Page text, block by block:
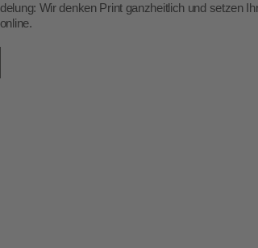
Wir denken Print ganzheitlich und setzen